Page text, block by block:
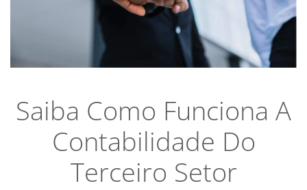
Saiba Como Funciona A
Contabilidade Do
Terceiro Setor